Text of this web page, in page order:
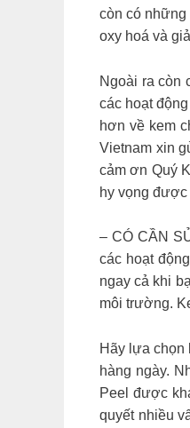
còn có những
oxy hoá và
Ngoài ra còn
các hoạt
hơn về kem
Vietnam xin
cảm ơn Quý
hy vọng
– CÓ CẦN
các hoạt
ngay cả khi
môi trường.
Hãy lựa chọn
hàng ngày.
Peel được
quyết nhiều